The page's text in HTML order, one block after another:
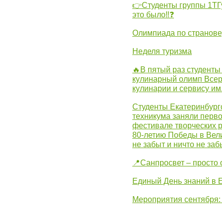
👉Студенты группы
это было‼❓
Олимпиада по
Неделя туризма
🔥В пятый раз
кулинарный олимп
кулинарии и сервису
Студенты
техникума заняли
фестивале
80-летию Победы в
не забыт и ничто не
📍Санпросвет –
Единый День знаний в
Мероприятия